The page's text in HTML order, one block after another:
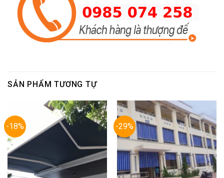
SẢN PHẨM TƯƠNG TỰ
-18% -29%